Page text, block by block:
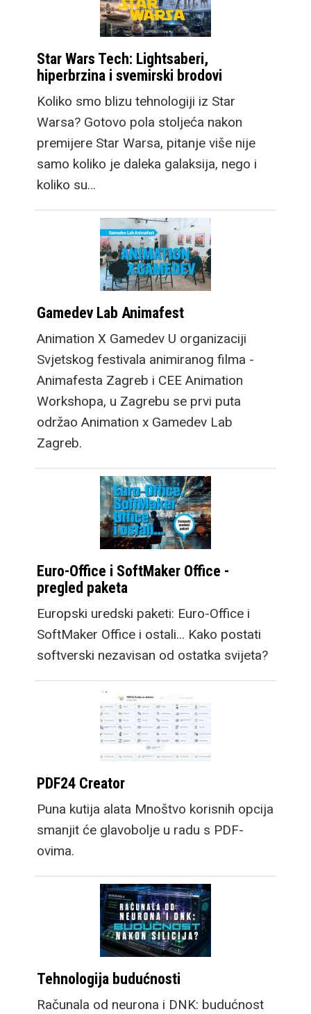
Star Wars Tech: Lightsaberi,
hiperbrzina i svemirski brodovi
Koliko smo blizu tehnologiji iz Star
Warsa? Gotovo pola stoljeća nakon
premijere Star Warsa, pitanje više nije
samo koliko je daleka galaksija, nego i
koliko su…
Gamedev Lab Animafest
Animation X Gamedev U organizaciji
Svjetskog festivala animiranog filma -
Animafesta Zagreb i CEE Animation
Workshopa, u Zagrebu se prvi puta
održao Animation x Gamedev Lab
Zagreb.
Euro-Office i SoftMaker Office -
pregled paketa
Europski uredski paketi: Euro-Office i
SoftMaker Office i ostali... Kako postati
softverski nezavisan od ostatka svijeta?
PDF24 Creator
Puna kutija alata Mnoštvo korisnih opcija
smanjit će glavobolje u radu s PDF-
ovima.
Tehnologija budućnosti
Računala od neurona i DNK: budućnost